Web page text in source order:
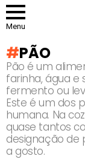
Menu
PÃO
Pão é um
farinha, água e
fermento ou
Este é um dos
humana. Na
quase tantos
designação de
a gosto.